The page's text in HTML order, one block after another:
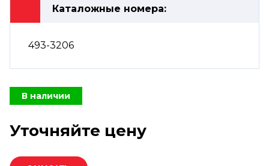
Каталожные номера:
493-3206
В наличии
Уточняйте цену